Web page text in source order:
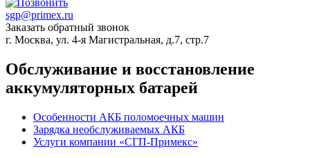
sgp@primex.ru
Заказать обратный звонок
г. Москва, ул. 4-я Магистральная, д.7, стр.7
Обслуживание и восстановление
аккумуляторных батарей
Особенности АКБ поломоечных машин
Зарядка необслуживаемых АКБ
Услуги компании «СГП-Примекс»